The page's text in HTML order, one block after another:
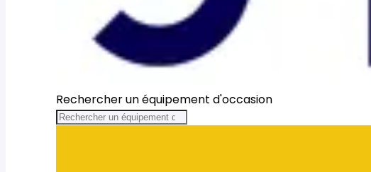
Rechercher un équipement d'occasion